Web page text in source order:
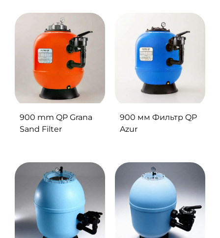
900 mm QP Grana
Sand Filter
900 мм Фильтр QP
Azur